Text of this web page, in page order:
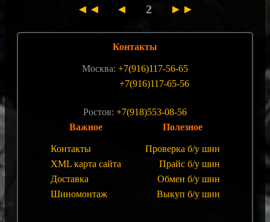
◄◄ ◄ 2 ►►
Контакты
Москва: +7(916)117-56-65
+7(916)117-65-56
Ростов: +7(918)553-08-56
Важное
Контакты
XML карта сайта
Доставка
Шиномонтаж
Полезное
Проверка б/у шин
Прайс б/у шин
Обмен б/у шин
Выкуп б/у шин